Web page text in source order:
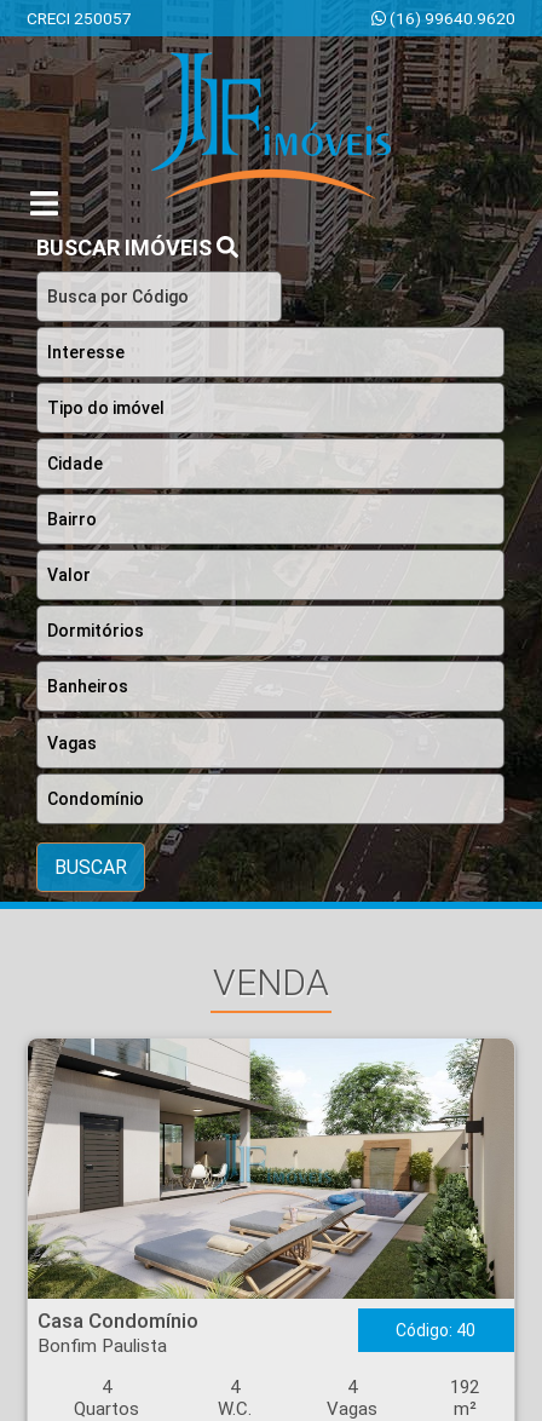
CRECI 250057 (16) 99640.9620
JF Imóveis | Imobiliária em Ribeirão Preto | SP
BUSCAR IMÓVEIS
BUSCAR
VENDA
Casa Condomínio - Bonfim Paulista - Ribeirão Preto
Casa Condomínio
Bonfim Paulista
Código: 40
4
Quartos
4
W.C.
4
Vagas
192
m²